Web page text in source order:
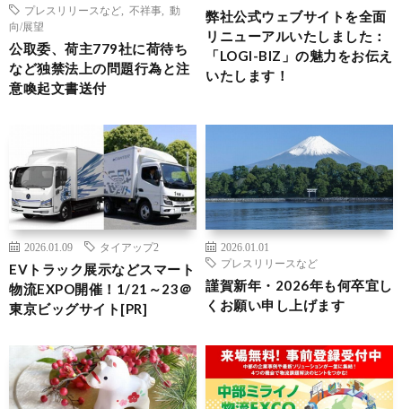
プレスリリースなど
不祥事
動
向/展望
公取委、荷主779社に荷待ち
など独禁法上の問題行為と注
意喚起文書送付
弊社公式ウェブサイトを全面
リニューアルいたしました：
「LOGI-BIZ」の魅力をお伝え
いたします！
2026.01.09 タイアップ2
EVトラック展示などスマート
物流EXPO開催！1/21～23＠
東京ビッグサイト[PR]
2026.01.01
プレスリリースなど
謹賀新年・2026年も何卒宜し
くお願い申し上げます